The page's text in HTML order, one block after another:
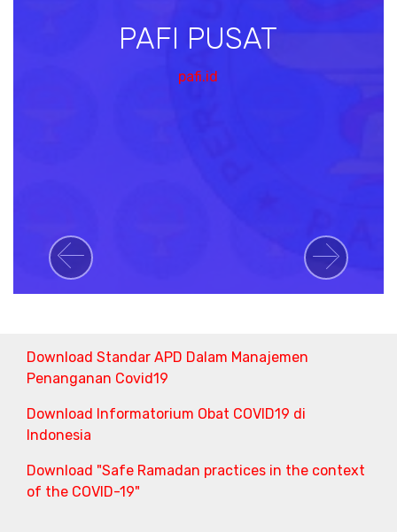
PAFI PUSAT
pafi.id
Previous Next
Download Standar APD Dalam Manajemen
Penanganan Covid19
Download Informatorium Obat COVID19 di
Indonesia
Download "Safe Ramadan practices in the context
of the COVID-19"